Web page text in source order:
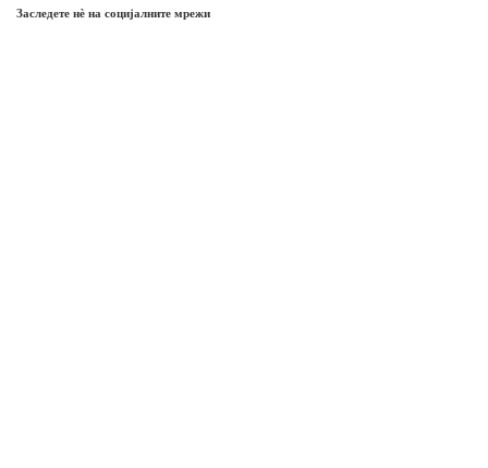
Заследете нѐ на социјалните мрежи